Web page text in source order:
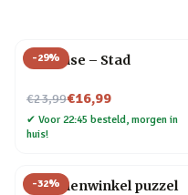
-29%
Flip Vase – Stad
€23,99
Nu voor€16,99
✔ Voor 22:45 besteld, morgen in
huis!
-32%
Bloemenwinkel puzzel